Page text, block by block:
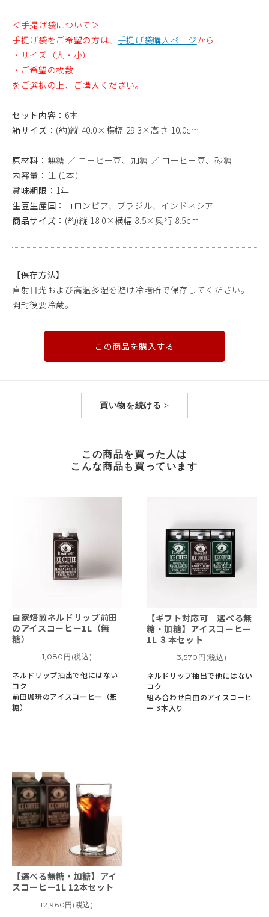
＜手提げ袋について＞
手提げ袋をご希望の方は、 手提げ袋購入ページから
・サイズ（大・小）
・ご希望の枚数
をご選択の上、ご購入ください。
セット内容： 6本
箱サイズ： (約)縦 40.0×横幅 29.3×高さ 10.0cm
原材料： 無糖 ／ コーヒー豆、加糖 ／ コーヒー豆、砂糖
内容量： 1L (1本）
賞味期限： 1年
生豆生産国： コロンビア、ブラジル、インドネシア
商品サイズ： (約)縦 18.0×横幅 8.5×奥行 8.5cm
【保存方法】
直射日光および高温多湿を避け冷暗所で保存してください。
開封後要冷蔵。
この商品を購入する
買い物を続ける >
この商品を買った人は
こんな商品も買っています
自家焙煎ネルドリップ前田
のアイスコーヒー1L（無
糖）
1,080円(税込)
ネルドリップ抽出で他にはない
コク
前田珈琲のアイスコーヒー（無
糖）
【ギフト対応可 選べる無
糖・加糖】 アイスコーヒー
1L ３本セット
3,570円(税込)
ネルドリップ抽出で他にはない
コク
組み合わせ自由のアイスコーヒ
ー 3本入り
【選べる無糖・加糖】 アイ
スコーヒー1L 12本セット
12,960円(税込)